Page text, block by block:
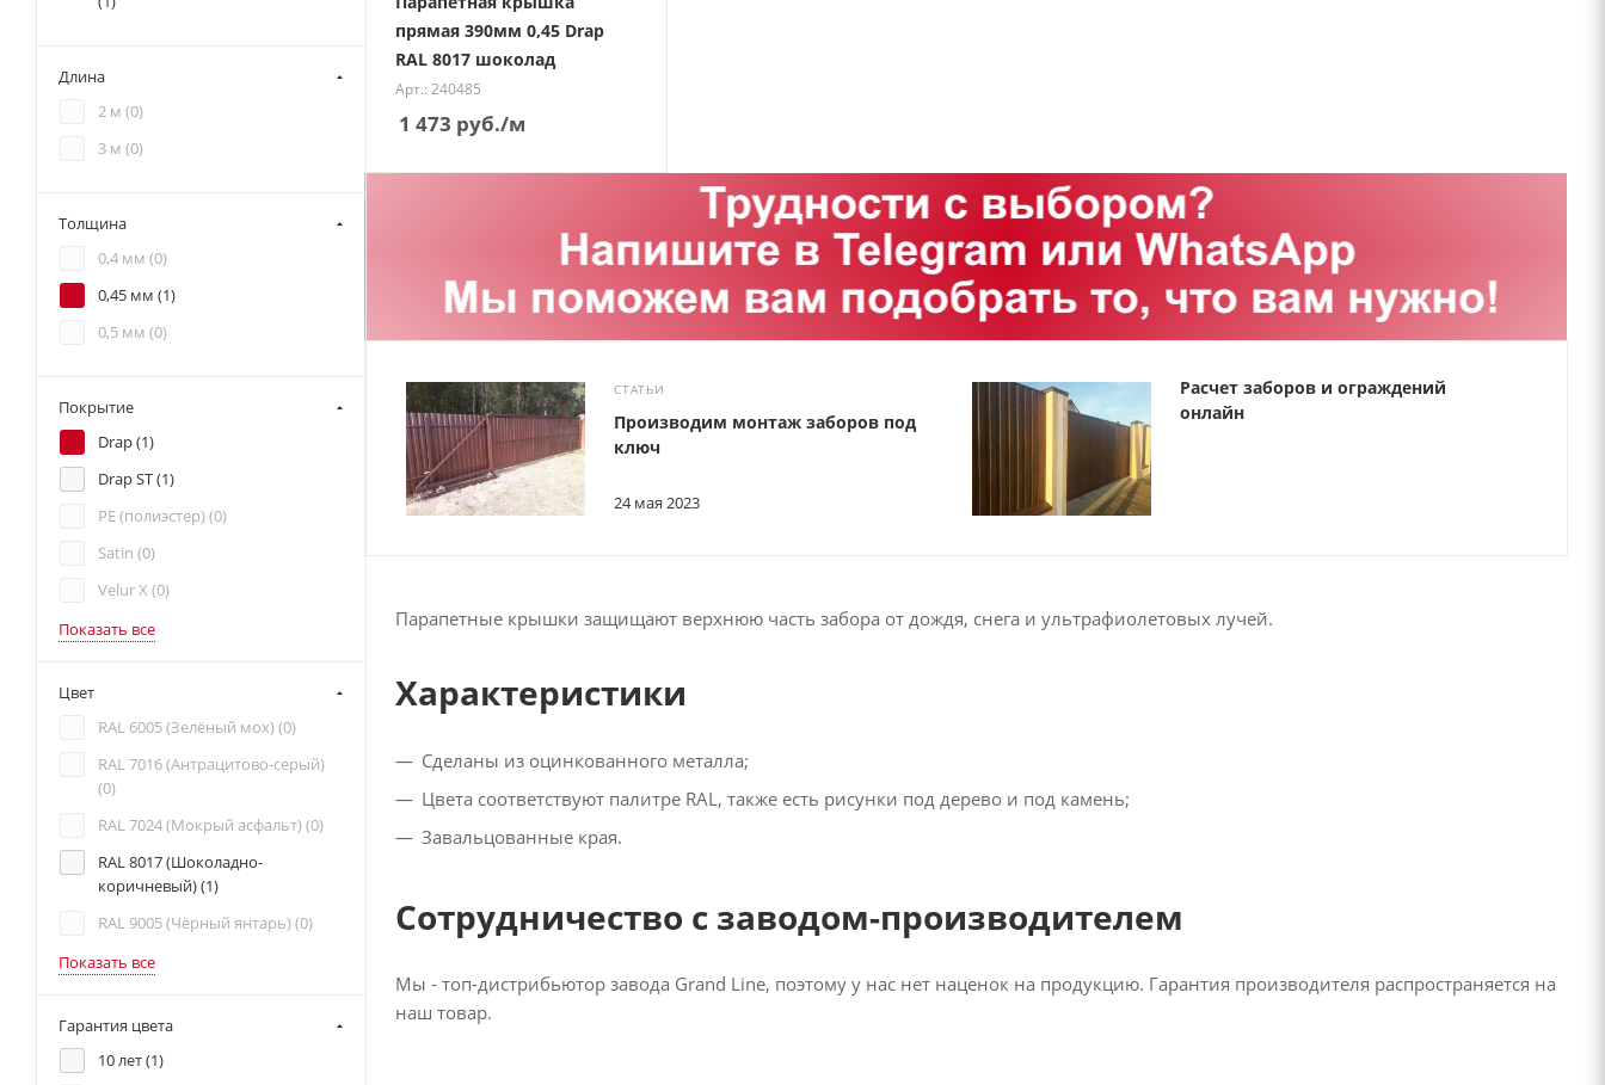
прямая 390мм 0,45 Drap
RAL 8017 шоколад
Арт.: 240485
1 473 руб./м
СТАТЬИ
24 мая 2023
Производим монтаж заборов под
ключ
Расчет заборов и ограждений
онлайн
Парапетные крышки защищают верхнюю часть забора от дождя, снега и ультрафиолетовых лучей.
Характеристики
Сделаны из оцинкованного металла;
Цвета соответствуют палитре RAL, также есть рисунки под дерево и под камень;
Завальцованные края.
Сотрудничество с заводом-производителем
Мы - топ-дистрибьютор завода Grand Line, поэтому у нас нет наценок на продукцию. Гарантия производителя распространяется на
наш товар.
Длина
2 м (0)
3 м (0)
Толщина
0,4 мм (0)
0,45 мм (1)
0,5 мм (0)
Покрытие
Drap (1)
Drap ST (1)
PE (полиэстер) (0)
Satin (0)
Velur X (0)
Показать все
Цвет
RAL 6005 (Зелёный мох) (0)
RAL 7016 (Антрацитово-серый)
(0)
RAL 7024 (Мокрый асфальт) (0)
RAL 8017 (Шоколадно-
коричневый) (1)
RAL 9005 (Чёрный янтарь) (0)
Показать все
Гарантия цвета
10 лет (1)